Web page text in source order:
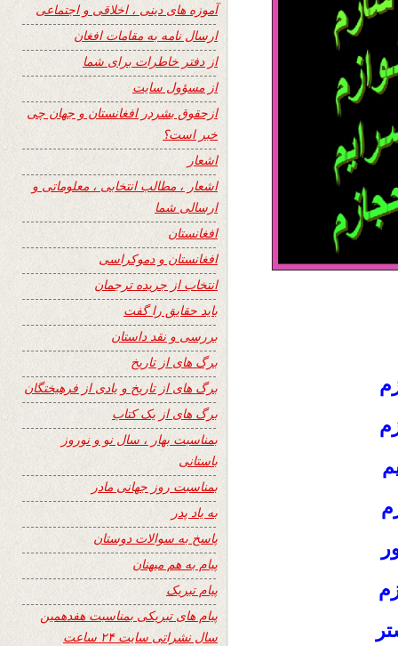
آموزه های دینی ، اخلاقی و اجتماعی
ارسال نامه به مقامات افغان
از دفتر خاطرات برای شما
از مسؤول سایت
ازحقوق بشردر افغانستان و جهان چی
خبر است؟
اشعار
اشعار ، مطالب انتخابی ، معلوماتی و
ارسالی شما
افغانستان
افغانستان و دموکراسی
انتخاب از جریده ترجمان
باید حقایق را گفت
بررسی و نقد داستان
برگ های از تاریخ
برگ های از تاریخ و یادی از فرهیختگان
برگ های از یک کتاب
بمناسبت بهار ، سال نو و نوروز
باستانی
بمناسبت روز جهانی مادر
به یاد پدر
پاسخ به سوالات دوستان
پیام به هم میهنان
پیام تبریک
پیام های تبریکی بمناسبت هفدهمین
سال نشراتی سایت ۲۴ ساعت